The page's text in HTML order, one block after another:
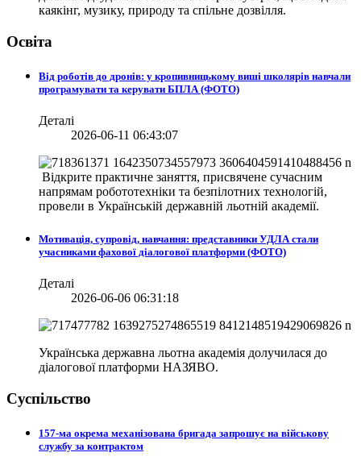
каякінг, музику, природу та спільне дозвілля.
Освіта
Від роботів до дронів: у кропивницькому виші школярів навчали
програмувати та керувати БПЛА (ФОТО)
Деталі
2026-06-11 06:43:07
Відкрите практичне заняття, присвячене сучасним
напрямам робототехніки та безпілотних технологій,
провели в Українській державній льотній академії.
Мотивація, супровід, навчання: представники УДЛА стали
учасниками фахової діалогової платформи (ФОТО)
Деталі
2026-06-06 06:31:18
Українська державна льотна академія долучилася до
діалогової платформи НАЗЯВО.
Суспільство
157-ма окрема механізована бригада запрошує на військову
службу за контрактом